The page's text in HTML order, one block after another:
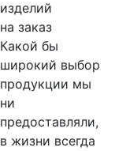
изделий
на заказ
Какой бы
широкий выбор
продукции мы
ни
предоставляли,
в жизни всегда